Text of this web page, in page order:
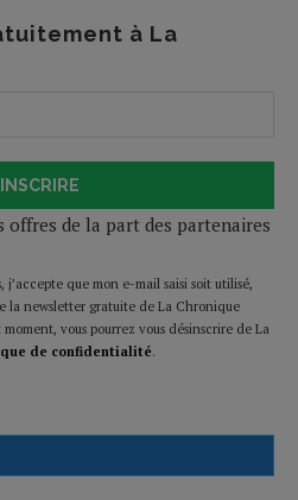
à La
offres de la part des partenaires
que mon e-mail saisi soit utilisé,
la newsletter gratuite de La Chronique
vous pourrez vous désinscrire de La
de confidentialité.